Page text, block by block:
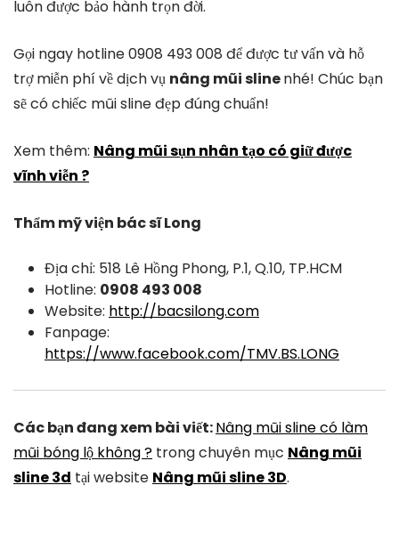
luôn được bảo hành trọn đời.
Gọi ngay hotline 0908 493 008 để được tư vấn và hỗ
trợ miễn phí về dịch vụ nâng mũi slinenhé! Chúc bạn
sẽ có chiếc mũi sline đẹp đúng chuẩn!
Xem thêm: Nâng mũi sụn nhân tạo có giữ được
vĩnh viễn ?
Thẩm mỹ viện bác sĩ Long
Địa chỉ: 518 Lê Hồng Phong, P.1, Q.10, TP.HCM
Hotline: 0908 493 008
Website: http://bacsilong.com
Fanpage:
https://www.facebook.com/TMV.BS.LONG
Các bạn đang xem bài viết:Nâng mũi sline có làm
mũi bóng lộ không ? trong chuyên mục Nâng mũi
sline 3d tại website Nâng mũi sline 3D.